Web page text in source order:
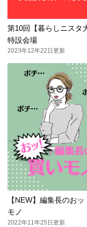
第10回【暮らしニスタ
特設会場
2023年12年22日更新
【NEW】編集長のおッ
モノ
2022年11年25日更新